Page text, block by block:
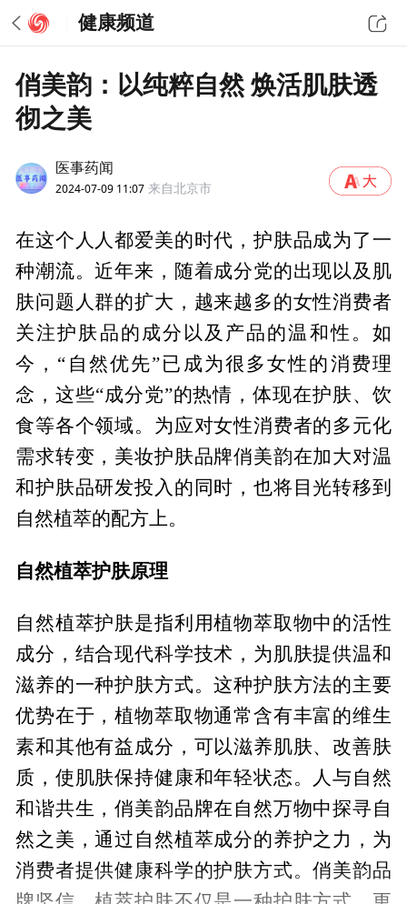
健康频道
俏美韵：以纯粹自然 焕活肌肤透
彻之美
医事药闻
2024-07-09 11:07 来自北京市
在这个人人都爱美的时代，护肤品成为了一
种潮流。近年来，随着成分党的出现以及肌
肤问题人群的扩大，越来越多的女性消费者
关注护肤品的成分以及产品的温和性。如
今，“自然优先”已成为很多女性的消费理
念，这些“成分党”的热情，体现在护肤、饮
食等各个领域。为应对女性消费者的多元化
需求转变，美妆护肤品牌俏美韵在加大对温
和护肤品研发投入的同时，也将目光转移到
自然植萃的配方上。
自然植萃护肤原理
自然植萃护肤是指利用植物萃取物中的活性
成分，结合现代科学技术，为肌肤提供温和
滋养的一种护肤方式。这种护肤方法的主要
优势在于，植物萃取物通常含有丰富的维生
素和其他有益成分，可以滋养肌肤、改善肤
质，使肌肤保持健康和年轻状态。人与自然
和谐共生，俏美韵品牌在自然万物中探寻自
然之美，通过自然植萃成分的养护之力，为
消费者提供健康科学的护肤方式。俏美韵品